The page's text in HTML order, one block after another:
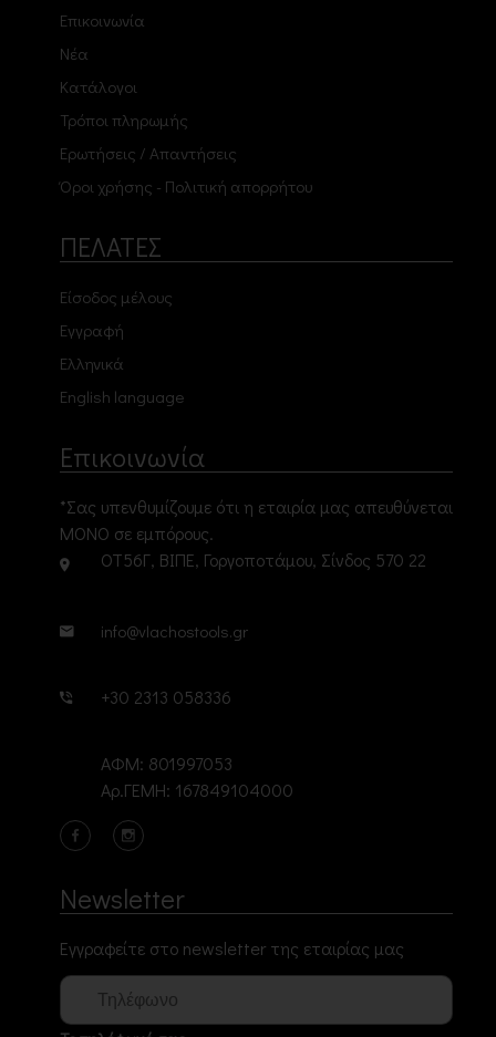
Επικοινωνία
Νέα
Κατάλογοι
Τρόποι πληρωμής
Ερωτήσεις / Απαντήσεις
Όροι χρήσης - Πολιτική απορρήτου
ΠΕΛΑΤΕΣ
Είσοδος μέλους
Εγγραφή
Ελληνικά
English language
Επικοινωνία
*Σας υπενθυμίζουμε ότι η εταιρία μας απευθύνεται
ΜΟΝΟ σε εμπόρους.
ΟΤ56Γ, ΒΙΠΕ, Γοργοποτάμου, Σίνδος 570 22
info@vlachostools.gr
+30 2313 058336
ΑΦΜ: 801997053
Αρ.ΓΕΜΗ: 167849104000
Newsletter
Εγγραφείτε στο newsletter της εταιρίας μας